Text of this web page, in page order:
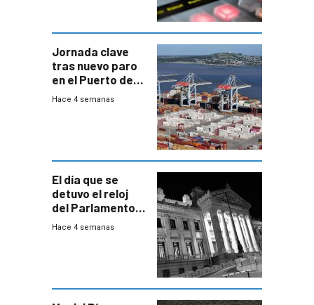
Jornada clave
tras nuevo paro
en el Puerto de
Montevideo
Hace 4 semanas
El día que se
detuvo el reloj
del Parlamento
para negociar
Hace 4 semanas